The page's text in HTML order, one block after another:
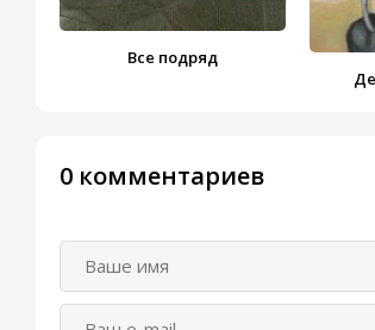
Все подряд
0 комментариев